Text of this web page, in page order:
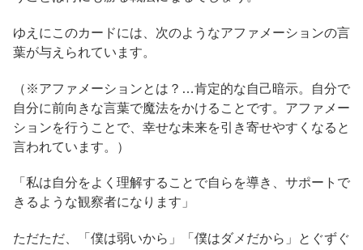
ゆえにこのカードには、次のようなアファメーションの言
葉が与えられています。
（※アファメーションとは？…肯定的な自己暗示。自分で
自分に前向きな言葉で魔法をかけることです。アファメー
ションを行うことで、幸せな未来を引き寄せやすくなると
言われています。）
「私は自分をよく理解することで自らを導き、サポートで
きるような観察者になります」
ただただ、「僕は弱いから」「僕はダメだから」とぐずぐ